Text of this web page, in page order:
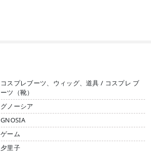
コスプレブーツ、ウィッグ、道具 / コスプレ ブ
ーツ（靴）
グノーシア
GNOSIA
ゲーム
夕里子